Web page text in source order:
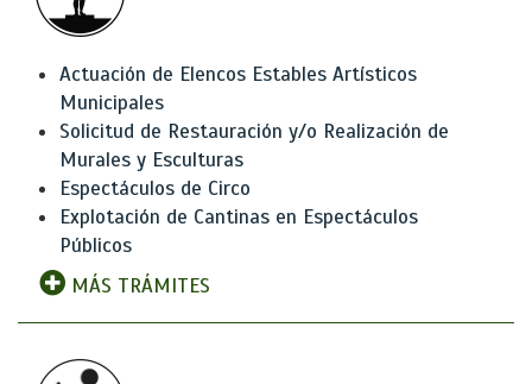
Actuación de Elencos Estables Artísticos
Municipales
Solicitud de Restauración y/o Realización de
Murales y Esculturas
Espectáculos de Circo
Explotación de Cantinas en Espectáculos
Públicos
MÁS TRÁMITES